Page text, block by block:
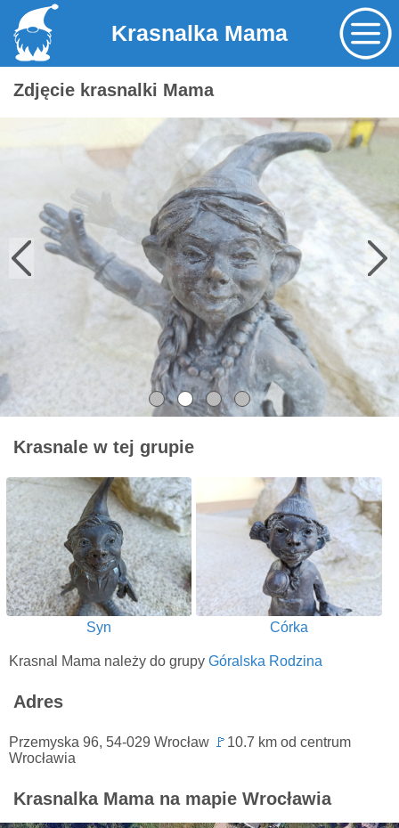
Krasnalka Mama
Zdjęcie krasnalki Mama
Krasnale w tej grupie
Syn Córka
Krasnal Mama należy do grupy Góralska Rodzina
Adres
Przemyska 96, 54-029 Wrocław 🚩 10.7 km od centrum
Wrocławia
Krasnalka Mama na mapie Wrocławia